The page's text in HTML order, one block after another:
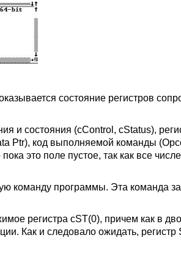
состояние регистров
и состояния (cControl, cStatus),
Ptr), код выполняемой команды
это поле пустое, так как все
команду программы. Эта команда
регистра cST(0), причем как в
Как и следовало ожидать,